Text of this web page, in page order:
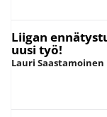
Liigan
uusi työ!
Lauri Saastamoinen